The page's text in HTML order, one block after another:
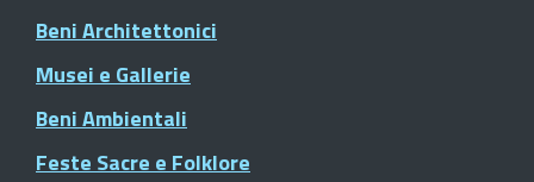
Beni Architettonici
Musei e Gallerie
Beni Ambientali
Feste Sacre e Folklore